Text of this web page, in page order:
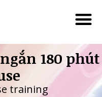
180 phút
training